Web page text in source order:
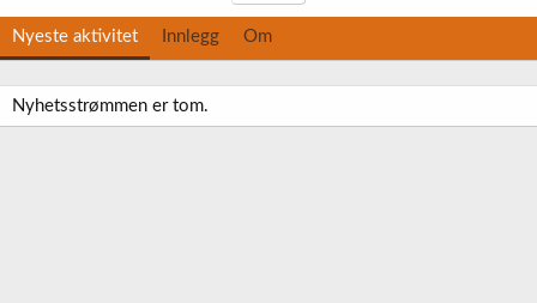
Nyeste aktivitet Innlegg Om
Nyhetsstrømmen er tom.